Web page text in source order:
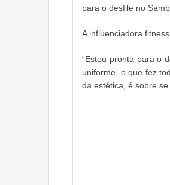
para o desfile no
A influenciadora
“Estou pronta para o
uniforme, o que fez
da estética, é sobre